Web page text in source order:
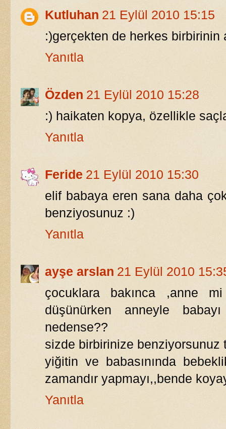
Kutluhan 21 Eylül 2010 15:15
:)gerçekten de herkes birbirinin
Yanıtla
Özden 21 Eylül 2010 15:28
:) haikaten kopya, özellikle
Yanıtla
Feride 21 Eylül 2010 15:30
elif babaya eren sana daha
benziyosunuz :)
Yanıtla
ayşe arslan 21 Eylül 2010
çocuklara bakınca ,anne
düşünürken anneyle
nedense??
sizde birbirinize benziyorsunuz
yiğitin ve babasınında
zamandır yapmayı,,bende
Yanıtla